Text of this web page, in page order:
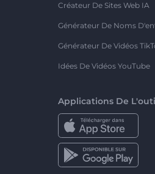
Créateur De Sites Web IA
Générateur De Noms
Générateur De Vidéos
Idées De Vidéos YouTube
Applications De